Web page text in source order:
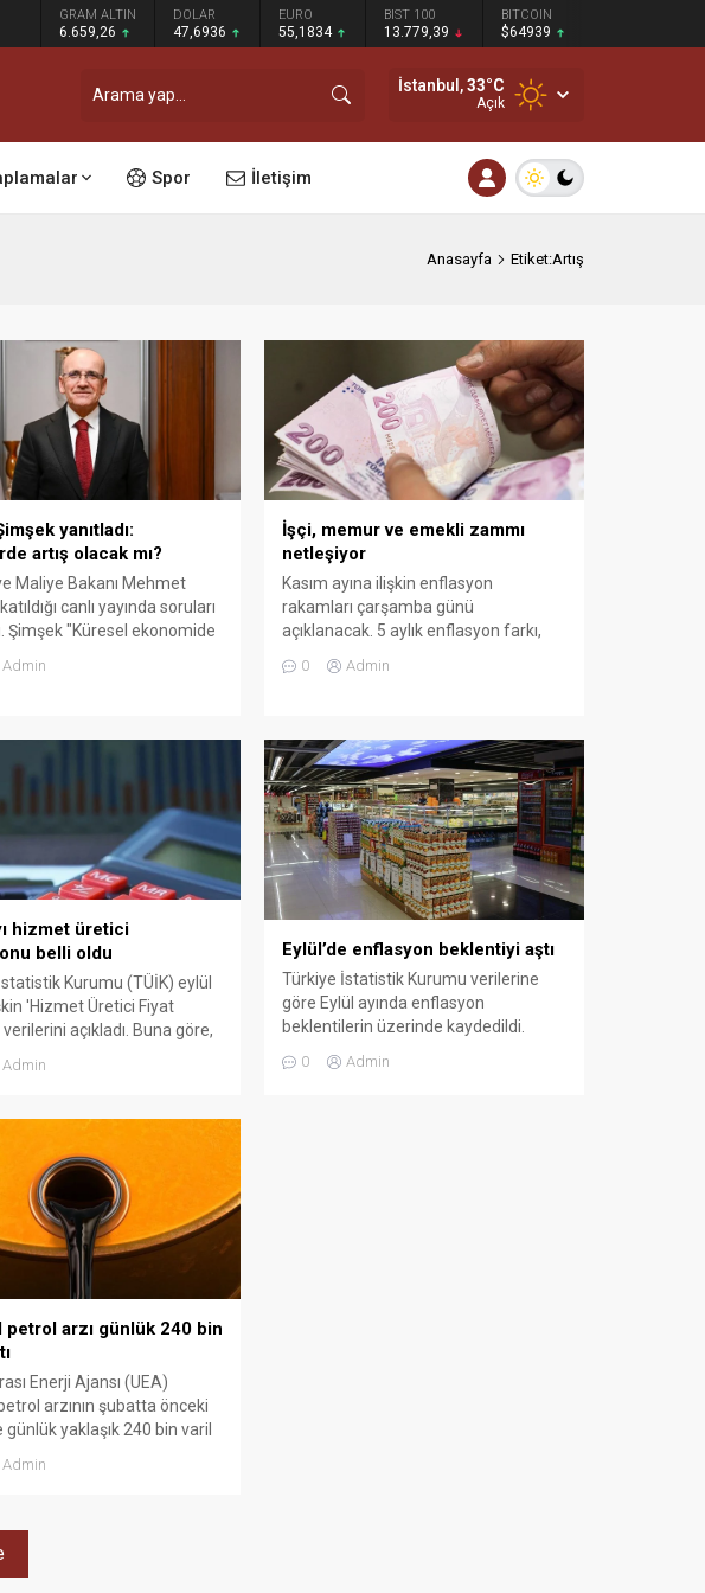
GRAM ALTIN
6.659,26
DOLAR
47,6936
EURO
55,1834
BIST 100
13.779,39
BITCOIN
$64939
İstanbul,33°C
Açık
Spor İletişim
Anasayfa Etiket:Artış
yanıtladı:
artış olacak mı?
Maliye Bakanı Mehmet
canlı yayında soruları
Şimşek "Küresel ekonomide
KDV, Gelir Vergisi,
Admin
İşçi, memur ve emekli zammı
netleşiyor
Kasım ayına ilişkin enflasyon
rakamları çarşamba günü
açıklanacak. 5 aylık enflasyon farkı,
netleştirecek.
0 Admin
hizmet üretici
belli oldu
Kurumu (TÜİK) eylül
'Hizmet Üretici Fiyat
açıkladı. Buna göre,
yıllık ise yüzde 34,91 arttı.
Admin
Eylül’de enflasyon beklentiyi aştı
Türkiye İstatistik Kurumu verilerine
göre Eylül ayında enflasyon
beklentilerin üzerinde kaydedildi.
0 Admin
petrol arzı günlük 240 bin
Enerji Ajansı (UEA)
arzının şubatta önceki
günlük yaklaşık 240 bin varil
bildirdi.
Admin